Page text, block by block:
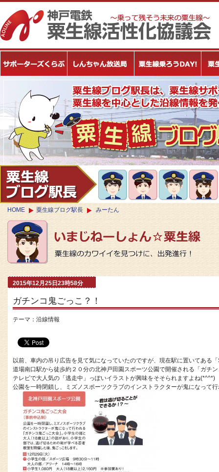
HOME 粟生線ブログ駅長 みーたん
2015年12月25日23時58分
ガチンコ鬼ごっこ？！
テーマ： 沿線情報
以前、車内の吊り広告を見て気になっていたのですが、現在駅に置いてある
道場南口駅から徒歩約２０分の北神戸田園スポーツ公園で開催される「ガチ
テレビで大人気の「逃走中」っぽいイラストが興味をそそられますよね(*^^*)
公園を一時閉鎖し、ミズノスポーツクラブのインストラクターが鬼になって